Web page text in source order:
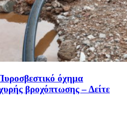
όχημα
βροχόπτωσης – Δείτε